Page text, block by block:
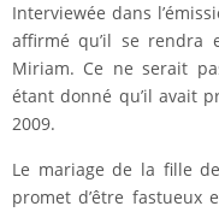
Interviewée dans
affirmé qu’il se rendra
Miriam. Ce ne serait
étant donné qu’il avait
2009.
Le mariage de la fille
promet d’être fastueux